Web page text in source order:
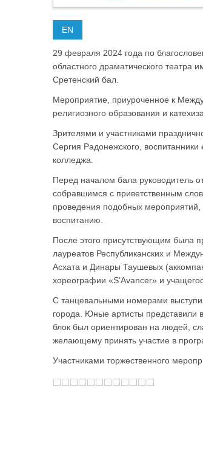
EN
29 февраля 2024 года по
областного драматического театра
Сретенский бал.
Мероприятие, приуроченное к
религиозного образования и
Зрителями и участниками
Сергия Радонежского,
колледжа.
Перед началом бала руководитель
собравшимся с приветственным
проведения подобных
воспитанию.
После этого присутствующим была
лауреатов Республиканских и
Асхата и Динары Таушевых
хореографии «S’Avancer» и
С танцевальными номерами
города. Юные артисты представили
блок был ориентирован на людей,
желающему принять участие в
Участниками торжественного